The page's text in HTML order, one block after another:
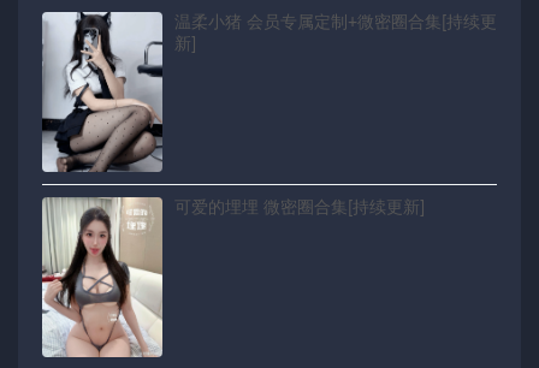
温柔小猪 会员专属定制+微密圈合集[持续更
新]
可爱的埋埋 微密圈合集[持续更新]